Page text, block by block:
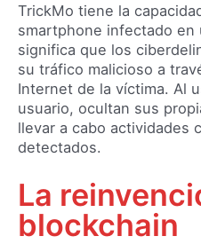
TrickMo tiene la
smartphone infectado en
significa que los
su tráfico malicioso a
Internet de la víctima. Al
usuario, ocultan sus
llevar a cabo actividades
detectados.
La
blockchain